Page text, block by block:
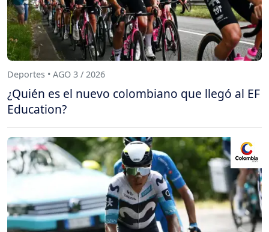
Deportes • AGO 3 / 2026
¿Quién es el nuevo colombiano que llegó al EF
Education?